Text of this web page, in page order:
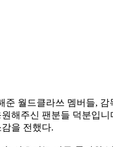
준 월드클라쓰 멤버들,
해주신 팬분들 덕분입니
을 전했다.